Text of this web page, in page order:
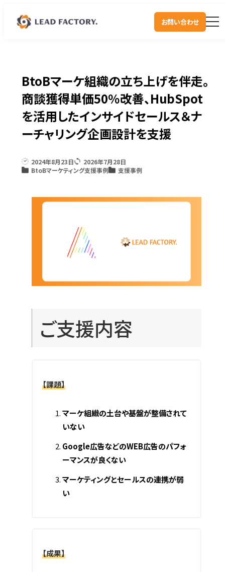
お問い合わせ
BtoBマーケ組織の立ち上げを伴走。
商談獲得単価50％改善、HubSpot
を活用したインサイドセールス＆ナ
ーチャリング企画設計を支援
2024年8月23日
2026年7月28日
BtoBマーケティング支援事例
支援事例
ご支援内容
【課題】
マーケ組織の土台や基盤が整備されて
いない
Google広告などのWEB広告のパフォ
ーマンスが良くない
マーケティングとセールスの連携が弱
い
【成果】